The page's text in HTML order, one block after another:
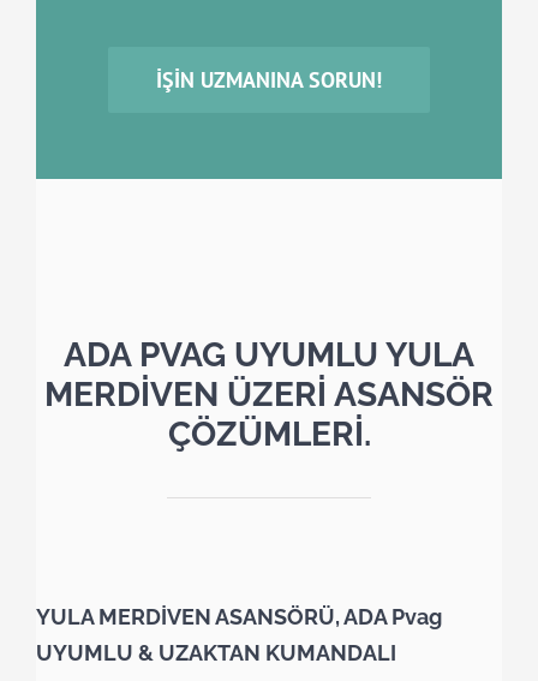
İŞIN UZMANINA SORUN!
ADA PVAG UYUMLU YULA
MERDİVEN ÜZERİ ASANSÖR
ÇÖZÜMLERİ.
YULA MERDİVEN ASANSÖRÜ, ADA Pvag
UYUMLU & UZAKTAN KUMANDALI